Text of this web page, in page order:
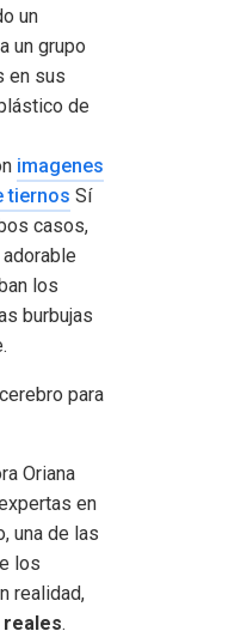
un
un grupo
en sus
de
imagenes
tiernos Sí
casos,
los
burbujas
para
Oriana
en
una de las
los
realidad,
.